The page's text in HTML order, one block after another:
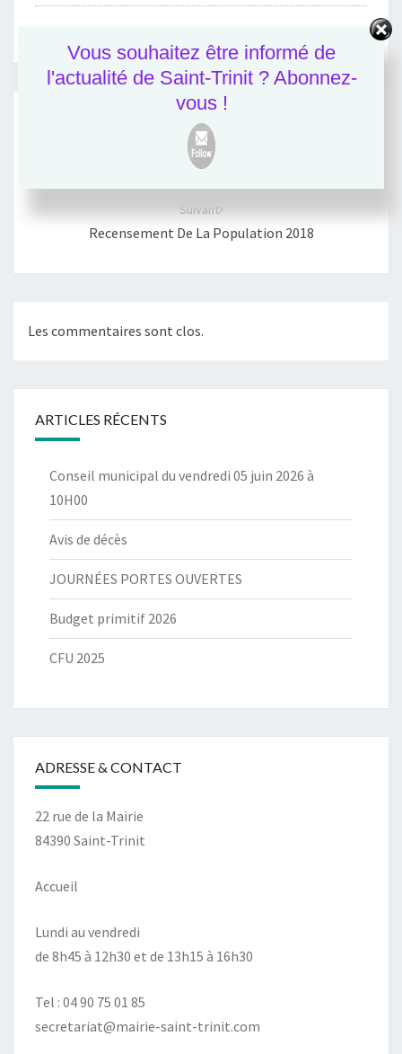
Précédent
Espace Départemental Des Solidarités
Suivant
Recensement De La Population 2018
Les commentaires sont clos.
ARTICLES RÉCENTS
Conseil municipal du vendredi 05 juin 2026 à
10H00
Avis de décès
JOURNÉES PORTES OUVERTES
Budget primitif 2026
CFU 2025
ADRESSE & CONTACT
22 rue de la Mairie
84390 Saint-Trinit
Accueil
Lundi au vendredi
de 8h45 à 12h30 et de 13h15 à 16h30
Tel : 04 90 75 01 85
secretariat@mairie-saint-trinit.com
Vous souhaitez être informé de
l'actualité de Saint-Trinit ? Abonnez-
vous !